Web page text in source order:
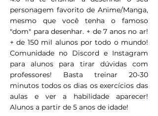
personagem favorito de Anime/Manga,
mesmo que você tenha o famoso
"dom" para desenhar. + de 7 anos no ar!
+ de 150 mil alunos por todo o mundo!
Comunidade no Discord e Instagram
para alunos para tirar dúvidas com
professores! Basta treinar 20-30
minutos todos os dias os exercícios das
aulas e ver a habilidade aparecer!
Alunos a partir de 5 anos de idade!